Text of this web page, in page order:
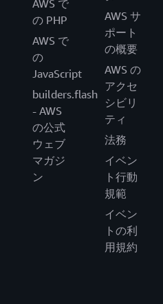
AWS で
の PHP
AWS で
の
JavaScript
builders.flash
- AWS
の公式
ウェブ
マガジ
ン
AWS サ
ポート
の概要
AWS の
アクセ
シビリ
ティ
法務
イベン
ト行動
規範
イベン
トの利
用規約